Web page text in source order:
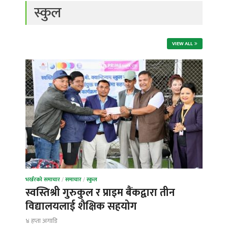
स्कुल
VIEW ALL
भर्खरको समाचार/समाचार/स्कुल
स्वस्तिश्री गुरुकुल र प्राइम बैंकद्वारा तीन
विद्यालयलाई शैक्षिक सहयोग
४ हप्ता अगाडि